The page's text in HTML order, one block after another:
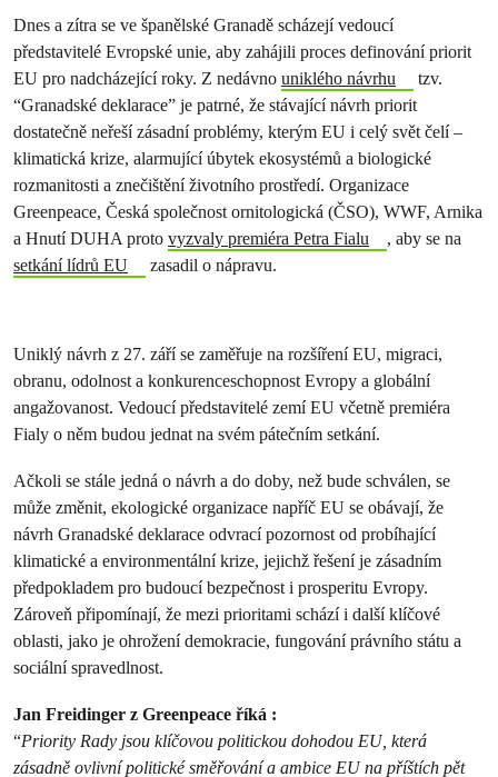
Dnes a zítra se ve španělské Granadě scházejí vedoucí
představitelé Evropské unie, aby zahájili proces definování priorit
EU pro nadcházející roky. Z nedávno uniklého návrhu
tzv.
“Granadské deklarace” je patrné, že stávající návrh priorit
dostatečně neřeší zásadní problémy, kterým EU i celý svět čelí –
klimatická krize, alarmující úbytek ekosystémů a biologické
rozmanitosti a znečištění životního prostředí. Organizace
Greenpeace, Česká společnost ornitologická (ČSO), WWF, Arnika
a Hnutí DUHA proto vyzvaly premiéra Petra Fialu
, aby se na
setkání lídrů EU
zasadil o nápravu.
Uniklý návrh z 27. září se zaměřuje na rozšíření EU, migraci,
obranu, odolnost a konkurenceschopnost Evropy a globální
angažovanost. Vedoucí představitelé zemí EU včetně premiéra
Fialy o něm budou jednat na svém pátečním setkání.
Ačkoli se stále jedná o návrh a do doby, než bude schválen, se
může změnit, ekologické organizace napříč EU se obávají, že
návrh Granadské deklarace odvrací pozornost od probíhající
klimatické a environmentální krize, jejichž řešení je zásadním
předpokladem pro budoucí bezpečnost i prosperitu Evropy.
Zároveň připomínají, že mezi prioritami schází i další klíčové
oblasti, jako je ohrožení demokracie, fungování právního státu a
sociální spravedlnost.
Jan Freidinger z Greenpeace říká :
“Priority Rady jsou klíčovou politickou dohodou EU, která
zásadně ovlivní politické směřování a ambice EU na příštích pět